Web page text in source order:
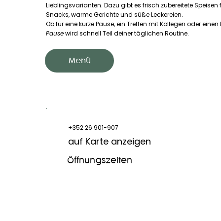
Lieblingsvarianten. Dazu gibt es frisch zubereitete
Snacks, warme Gerichte und süße Leckereien.
Ob für eine kurze Pause, ein Treffen mit Kollegen oder
Pausewird schnell Teil deiner täglichen Routine.
Menü
+352 26 901-907
auf Karte anzeigen
Öffnungszeiten